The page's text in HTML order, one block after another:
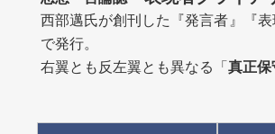
西部邁氏が創刊した『発言者』『
で発行。
右翼とも反左翼とも異なる「 真正保